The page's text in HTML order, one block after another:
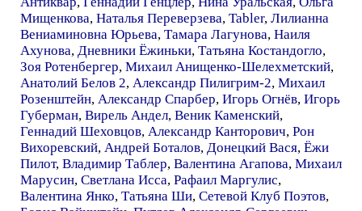
Мищенкова, Наталья Переверзева, Tabler, Лилианна
Вениаминовна Юрьева, Тамара Лагунова, Наиля
Ахунова, Дневники Ёжиньки, Татьяна Костандогло,
Зоя Ротенбергер, Михаил Анищенко-Шелехметский,
Анатолий Белов 2, Александр Пилигрим-2, Михаил
Розенштейн, Александр Спарбер, Игорь Огнёв, Игорь
Губерман, Вирель Андел, Веник Каменский,
Геннадий Шеховцов, Александр Канторович, Рон
Вихоревский, Андрей Боталов, Донецкий Вася, Ёжи
Пилот, Владимир Таблер, Валентина Агапова, Михаил
Марусин, Светлана Исса, Рафаил Маргулис,
Валентина Янко, Татьяна Ши, Сетевой Клуб Поэтов,